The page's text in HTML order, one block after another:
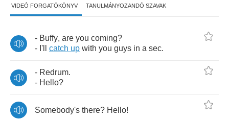
VIDEÓ FORGATÓKÖNYV TANULMÁNYOZANDÓ SZAVAK
- Buffy, are you coming?
- I'll catch up with you guys in a sec.
- Redrum.
- Hello?
Somebody's there? Hello!